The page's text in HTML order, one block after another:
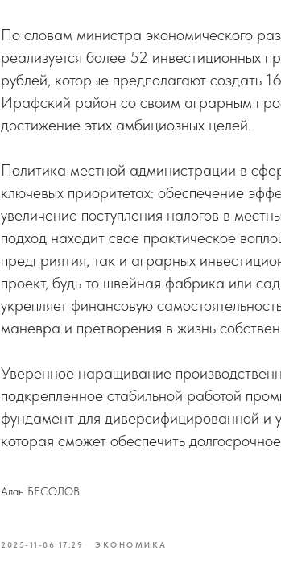
По словам министра экономического
реализуется более 52 инвестиционных
рублей, которые предполагают создать
Ирафский район со своим аграрным
достижение этих амбициозных целей.
Политика местной администрации в
ключевых приоритетах: обеспечение
увеличение поступления налогов в
подход находит свое практическое
предприятия, так и аграрных
проект, будь то швейная фабрика или
укрепляет финансовую
маневра и претворения в жизнь
Уверенное наращивание
подкрепленное стабильной работой
фундамент для диверсифицированной и
которая сможет обеспечить
Алан БЕСОЛОВ
2025-11-06 17:29 ЭКОНОМИКА